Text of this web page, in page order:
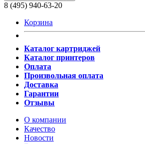
8 (495) 940-63-20
Корзина
Каталог картриджей
Каталог принтеров
Оплата
Произвольная оплата
Доставка
Гарантии
Отзывы
О компании
Качество
Новости